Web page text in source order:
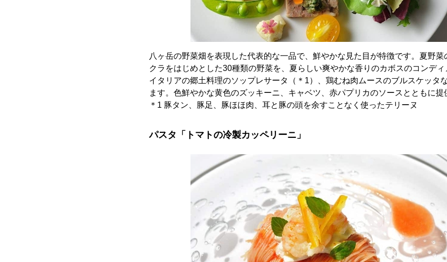
八ヶ岳の野菜畑を表現した代表的な一品で、鮮やかな見た目が特徴です。夏野
クラをはじめとした30種類の野菜を、夏らしい爽やかな香りのカボスのコンディ
イタリアの郷土料理のソップレサータ（＊1）、鶏むね肉ムースのブルスケッタ
ます。色鮮やかな黄色のズッキーニ、キャベツ、赤パプリカのソースとともに提
＊1 豚タン、豚足、豚ほほ肉、耳と豚の頭を余すことなく使ったテリーヌ
パスタ「トマトの冷製カッペリーニ」